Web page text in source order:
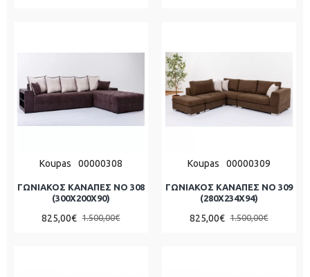
Koupas 00000308
ΓΩΝΙΑΚΟΣ ΚΑΝΑΠΕΣ ΝΟ 308
(300X200X90)
825,00€ 1.500,00€
Koupas 00000309
ΓΩΝΙΑΚΟΣ ΚΑΝΑΠΕΣ ΝΟ 309
(280X234X94)
825,00€ 1.500,00€